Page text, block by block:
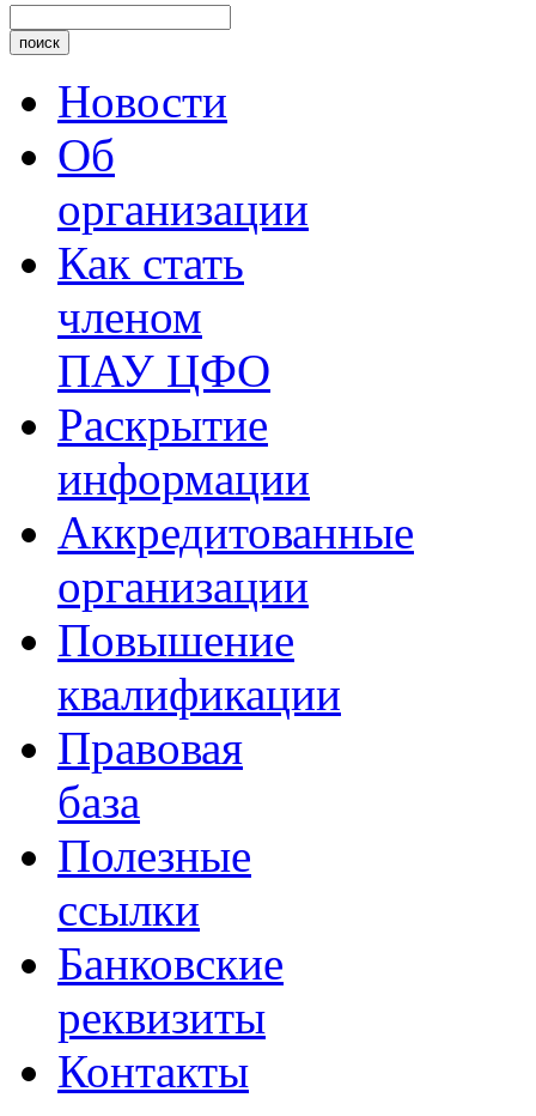
Новости
Об
организации
Как стать
членом
ПАУ ЦФО
Раскрытие
информации
Аккредитованные
организации
Повышение
квалификации
Правовая
база
Полезные
ссылки
Банковские
реквизиты
Контакты